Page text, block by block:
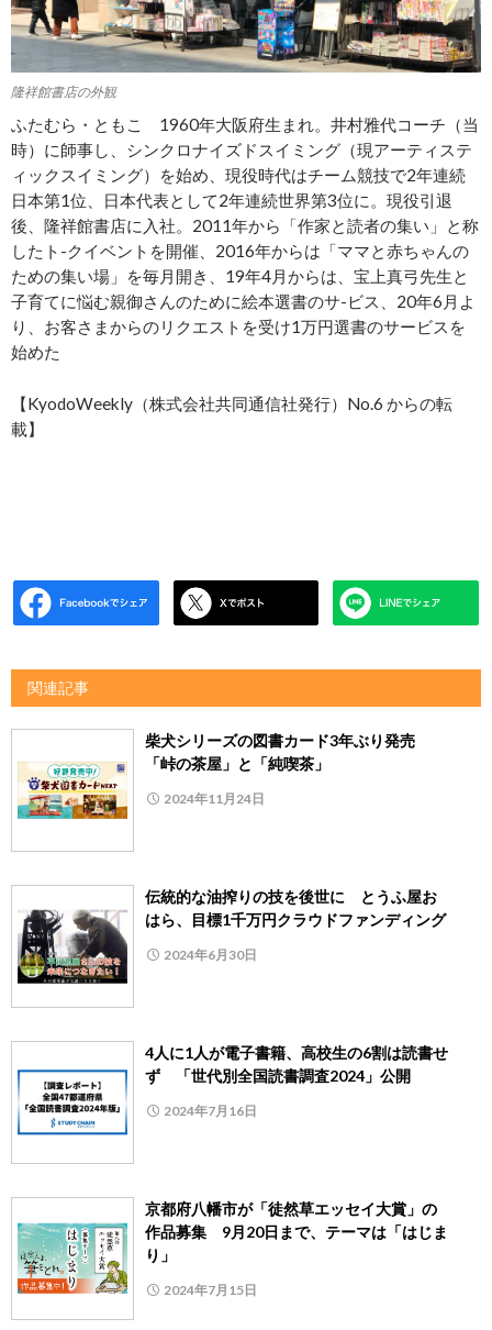
隆祥館書店の外観
ふたむら・ともこ 1960年大阪府生まれ。井村雅代コーチ（当
時）に師事し、シンクロナイズドスイミング（現アーティステ
ィックスイミング）を始め、現役時代はチーム競技で2年連続
日本第1位、日本代表として2年連続世界第3位に。現役引退
後、隆祥館書店に入社。2011年から「作家と読者の集い」と称
したト-クイベントを開催、2016年からは「ママと赤ちゃんの
ための集い場」を毎月開き、19年4月からは、宝上真弓先生と
子育てに悩む親御さんのために絵本選書のサ-ビス、20年6月よ
り、お客さまからのリクエストを受け1万円選書のサービスを
始めた
【KyodoWeekly（株式会社共同通信社発行）No.6 からの転
載】
関連記事
柴犬シリーズの図書カード3年ぶり発売
「峠の茶屋」と「純喫茶」
2024年11月24日
伝統的な油搾りの技を後世に とうふ屋お
はら、目標1千万円クラウドファンディング
2024年6月30日
4人に1人が電子書籍、高校生の6割は読書せ
ず 「世代別全国読書調査2024」公開
2024年7月16日
京都府八幡市が「徒然草エッセイ大賞」の
作品募集 9月20日まで、テーマは「はじま
り」
2024年7月15日